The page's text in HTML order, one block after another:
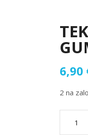
6,90
2 na